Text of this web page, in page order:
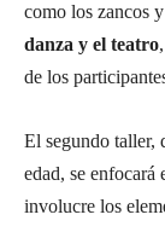
como los zancos
danza y el teatro
de los
El segundo taller,
edad, se
involucre los